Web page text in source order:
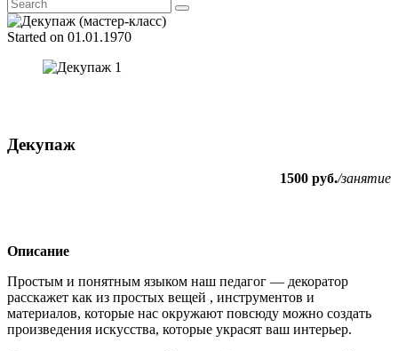
Started on 01.01.1970
Декупаж
1500 руб./занятие
Описание
Простым и понятным языком наш педагог — декоратор
расскажет как из простых вещей , инструментов и
материалов, которые нас окружают повсюду можно создать
произведения искусства, которые украсят ваш интерьер.